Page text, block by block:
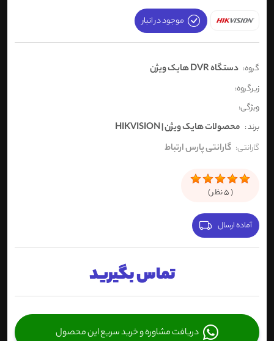
موجود در انبار
گروه: دستگاه DVR هایک ویژن
زیرگروه:
ویژگی:
برند : محصولات هایک ویژن | HIKVISION
گارانتی: گارانتی پارس ارتباط
(
5نظر )
آماده ارسال
تماس بگیرید
دریافت مشاوره و خرید سریع این محصول